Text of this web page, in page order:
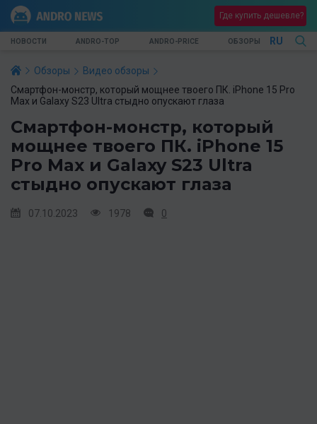
Где купить дешевле?
НОВОСТИ ANDRO-TOP ANDRO-PRICE ОБЗОРЫ RU
Обзоры
Видео обзоры
Смартфон-монстр, который мощнее твоего ПК. iPhone 15 Pro
Max и Galaxy S23 Ultra стыдно опускают глаза
Смартфон-монстр, который
мощнее твоего ПК. iPhone 15
Pro Max и Galaxy S23 Ultra
стыдно опускают глаза
07.10.2023 1978 0